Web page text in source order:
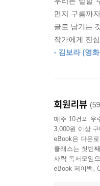
해도 뒤에서
는 살 수 없다
---「제3장_
말해야겠다.
---「상처가 상
2018년 4월,
참사는 일개
살았다는 고
역설한다. 해
기사화되었
“슬프지 않았
삼풍 사고 당
1995년 6월
사회적 참사
작은 사건들
먼지 구름까
글로 남기는
작가에게 진
- 김보라 (영
회원리뷰
매주 10건의 우
3,000원 이상
eBook은 다운
클래스는 첫번
사락 독서모임
eBook 페이백,